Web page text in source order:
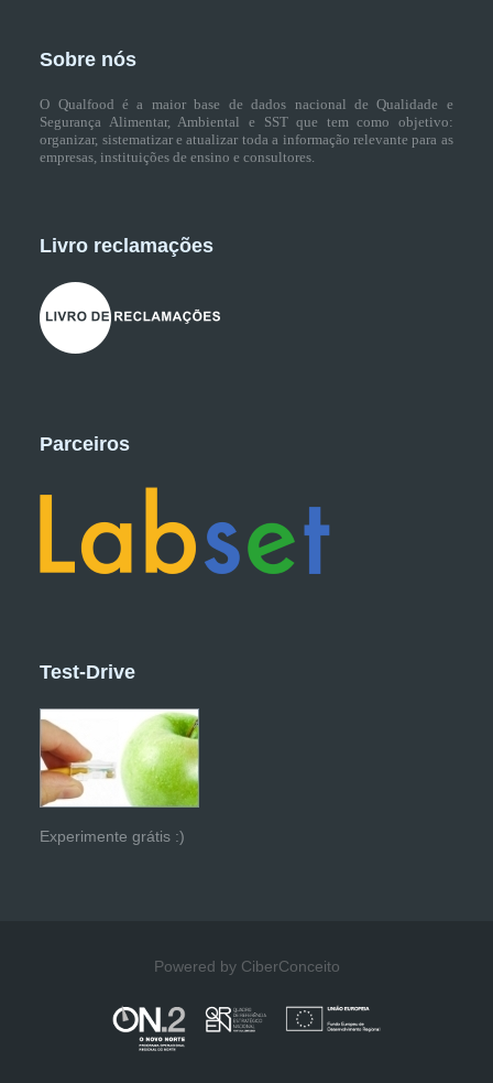
Sobre nós
O Qualfood é a maior base de dados nacional de Qualidade e
Segurança Alimentar, Ambiental e SST que tem como objetivo:
organizar, sistematizar e atualizar toda a informação relevante para as
empresas, instituições de ensino e consultores.
Livro reclamações
Parceiros
Test-Drive
Experimente grátis :)
Powered by CiberConceito